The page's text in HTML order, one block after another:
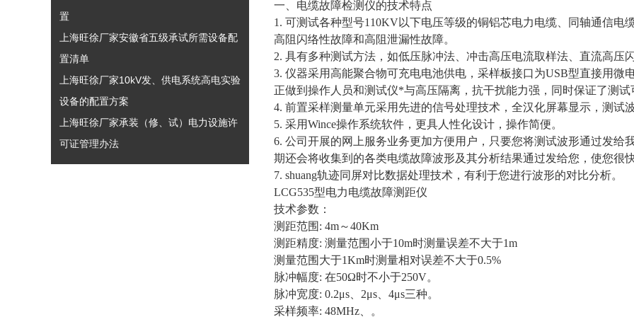
置
上海旺徐厂家安徽省五级承试所需设备配
置清单
上海旺徐厂家10kV发、供电系统高电实验
设备的配置方案
上海旺徐厂家承装（修、试）电力设施许
可证管理办法
一、电缆故障检测仪的技术特点
1. 可测试各种型号110KV以下电压等级的铜铝芯电力电缆、同轴通信电
高阻闪络性故障和高阻泄漏性故障。
2. 具有多种测试方法，如低压脉冲法、冲击高压电流取样法、直流高压
3. 仪器采用高能聚合物可充电电池供电，采样板接口为USB型直接用微
正做到操作人员和测试仪*与高压隔离，抗干扰能力强，同时保证了测
4. 前置采样测量单元采用先进的信号处理技术，全汉化屏幕显示，测试
5. 采用Wince操作系统软件，更具人性化设计，操作简便。
6. 公司开展的网上服务业务更加方便用户，只要您将测试波形通过发给
期还会将收集到的各类电缆故障波形及其分析结果通过发给您，使您很
7. shuang轨迹同屏对比数据处理技术，有利于您进行波形的对比分析。
LCG535型电力电缆故障测距仪
技术参数：
测距范围: 4m～40Km
测距精度: 测量范围小于10m时测量误差不大于1m
测量范围大于1Km时测量相对误差不大于0.5%
脉冲幅度: 在50Ω时不小于250V。
脉冲宽度: 0.2μs、2μs、4μs三种。
采样频率: 48MHz、。